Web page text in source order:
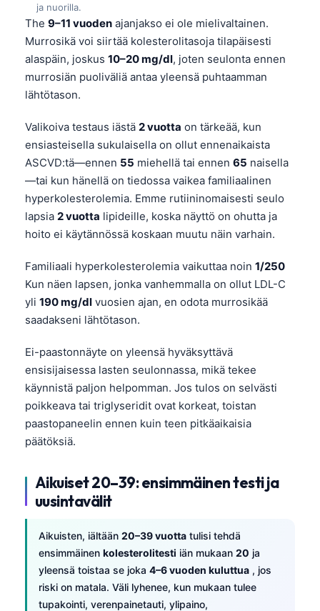
ja nuorilla.
The 9–11 vuoden ajanjakso ei ole mielivaltainen.
Murrosikä voi siirtää kolesterolitasoja tilapäisesti
alaspäin, joskus 10–20 mg/dl, joten seulonta ennen
murrosiän puoliväliä antaa yleensä puhtaamman
lähtötason.
Valikoiva testaus iästä 2 vuotta on tärkeää, kun
ensiasteisella sukulaisella on ollut ennenaikaista
ASCVD:tä—ennen 55 miehellä tai ennen 65 naisella
—tai kun hänellä on tiedossa vaikea familiaalinen
hyperkolesterolemia. Emme rutiininomaisesti seulo
lapsia 2 vuotta lipideille, koska näyttö on ohutta ja
hoito ei käytännössä koskaan muutu näin varhain.
Familiaali hyperkolesterolemia vaikuttaa noin 1/250
Kun näen lapsen, jonka vanhemmalla on ollut LDL-C
yli 190 mg/dl vuosien ajan, en odota murrosikää
saadakseni lähtötason.
Ei-paastonnäyte on yleensä hyväksyttävä
ensisijaisessa lasten seulonnassa, mikä tekee
käynnistä paljon helpomman. Jos tulos on selvästi
poikkeava tai triglyseridit ovat korkeat, toistan
paastopaneelin ennen kuin teen pitkäaikaisia
päätöksiä.
Aikuiset 20–39: ensimmäinen testi ja
uusintavälit
Aikuisten, iältään 20–39 vuotta tulisi tehdä
ensimmäinen kolesterolitesti iän mukaan 20 ja
yleensä toistaa se joka 4–6 vuoden kuluttua , jos
riski on matala. Väli lyhenee, kun mukaan tulee
tupakointi, verenpainetauti, ylipaino,